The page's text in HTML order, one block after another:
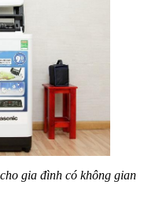
gia đình có không gian